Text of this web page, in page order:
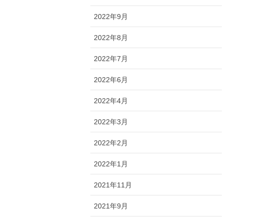
2022年9月
2022年8月
2022年7月
2022年6月
2022年4月
2022年3月
2022年2月
2022年1月
2021年11月
2021年9月